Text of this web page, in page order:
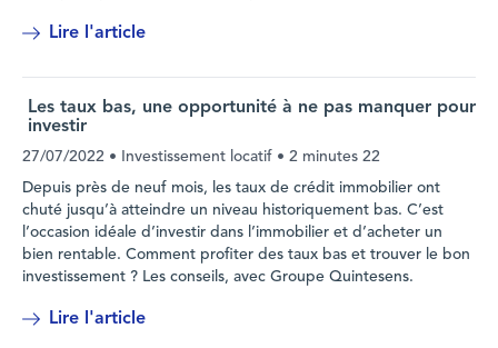
Lire l'article
Les taux bas, une opportunité à ne pas manquer pour
investir
27/07/2022 • Investissement locatif • 2 minutes 22
Depuis près de neuf mois, les taux de crédit immobilier ont
chuté jusqu’à atteindre un niveau historiquement bas. C’est
l’occasion idéale d’investir dans l’immobilier et d’acheter un
bien rentable. Comment profiter des taux bas et trouver le bon
investissement ? Les conseils, avec Groupe Quintesens.
Lire l'article